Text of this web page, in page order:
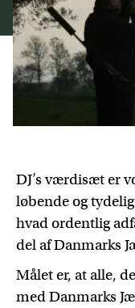
DJ’s værdisæt er
løbende og
hvad ordentlig
del af Danmarks
Målet er, at alle,
med Danmarks